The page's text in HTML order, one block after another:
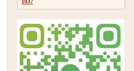
1037